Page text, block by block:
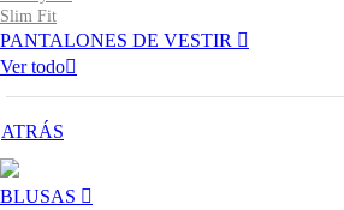
Slim Fit
PANTALONES DE VESTIR
Ver todo
ATRÁS
BLUSAS